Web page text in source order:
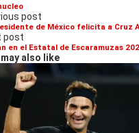
post
de México felicita a Cruz
post
en el Estatal de Escaramuzas
also like